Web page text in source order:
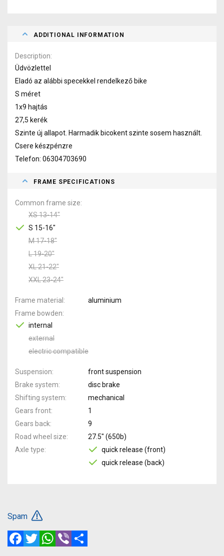
ADDITIONAL INFORMATION
Description
Üdvözlettel
Eladó az alábbi specekkel rendelkező bike
S méret
1x9 hajtás
27,5 kerék
Szinte új allapot. Harmadik bicokent szinte sosem használt.
Csere készpénzre
Telefon: 06304703690
FRAME SPECIFICATIONS
Common frame size
XS 13-14"
S 15-16"
M 17-18"
L 19-20"
XL 21-22"
XXL 23-24"
Frame material
aluminium
Frame bowden
internal
external
electric compatible
Suspension
front suspension
Brake system
disc brake
Shifting system
mechanical
Gears front
1
Gears back
9
Road wheel size
27.5" (650b)
Axle type
quick release (front)
quick release (back)
Spam
FacebookTwitterWhatsApp
Viber